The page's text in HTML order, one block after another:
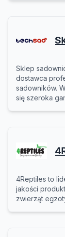
Sklep
dostawca
sadowników.
się szeroka
4Reptiles to
jakości
zwierząt